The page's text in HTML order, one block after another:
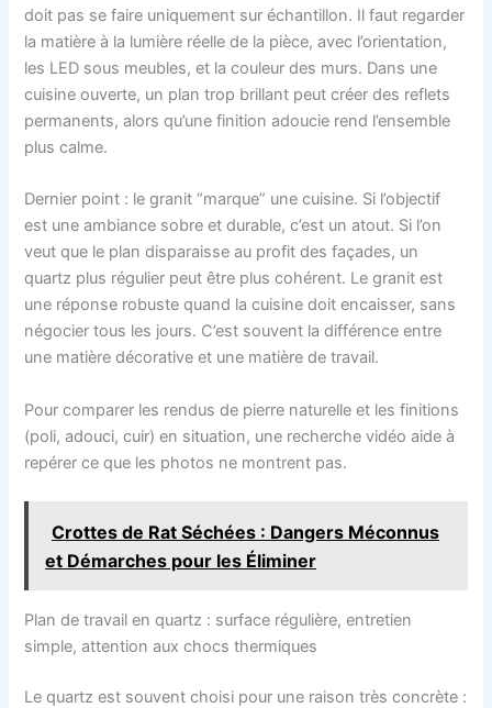
doit pas se faire uniquement sur échantillon. Il faut regarder
la matière à la lumière réelle de la pièce, avec l’orientation,
les LED sous meubles, et la couleur des murs. Dans une
cuisine ouverte, un plan trop brillant peut créer des reflets
permanents, alors qu’une finition adoucie rend l’ensemble
plus calme.
Dernier point : le granit “marque” une cuisine. Si l’objectif
est une ambiance sobre et durable, c’est un atout. Si l’on
veut que le plan disparaisse au profit des façades, un
quartz plus régulier peut être plus cohérent. Le granit est
une réponse robuste quand la cuisine doit encaisser, sans
négocier tous les jours. C’est souvent la différence entre
une matière décorative et une matière de travail.
Pour comparer les rendus de pierre naturelle et les finitions
(poli, adouci, cuir) en situation, une recherche vidéo aide à
repérer ce que les photos ne montrent pas.
Crottes de Rat Séchées : Dangers Méconnus
et Démarches pour les Éliminer
Plan de travail en quartz : surface régulière, entretien
simple, attention aux chocs thermiques
Le quartz est souvent choisi pour une raison très concrète :